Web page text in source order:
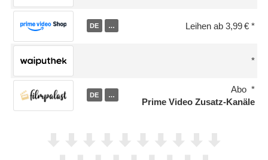
DE … Leihen ab 3,99 €
DE …
Abo
Prime Video Zusatz-Kanäle